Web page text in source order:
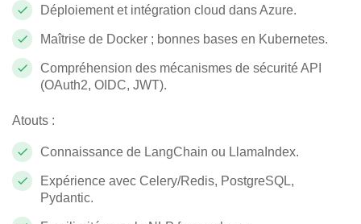
Déploiement et intégration cloud dans Azure.
Maîtrise de Docker ; bonnes bases en Kubernetes.
Compréhension des mécanismes de sécurité API
(OAuth2, OIDC, JWT).
Atouts :
Connaissance de LangChain ou LlamaIndex.
Expérience avec Celery/Redis, PostgreSQL,
Pydantic.